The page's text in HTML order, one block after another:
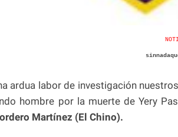
ardua labor de investigación
hombre por la muerte de Yery
Martínez (El Chino).